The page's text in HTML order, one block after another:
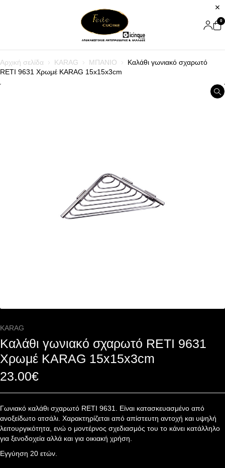
0
Αρχική σελίδα KARAG ΜΠΑΝΙΟ
Καλάθι γωνιακό σχαρωτό
RETI 9631 Χρωμέ KARAG 15x15x3cm
KARAG
Καλάθι γωνιακό σχαρωτό RETI 9631
Χρωμέ KARAG 15x15x3cm
23.00€
Γωνιακό καλάθι σχαρωτό RETI 9631. Είναι κατασκευασμένο από
ανοξείδωτο ατσάλι. Χαρακτηρίζεται από απίστευτη αντοχή και υψηλή
λειτουργικότητα, ενώ ο μοντέρνος σχεδιασμός του το κάνει κατάλληλο
για ξενοδοχεία αλλά και για οικιακή χρήση.
Εγγύηση 20 ετών.